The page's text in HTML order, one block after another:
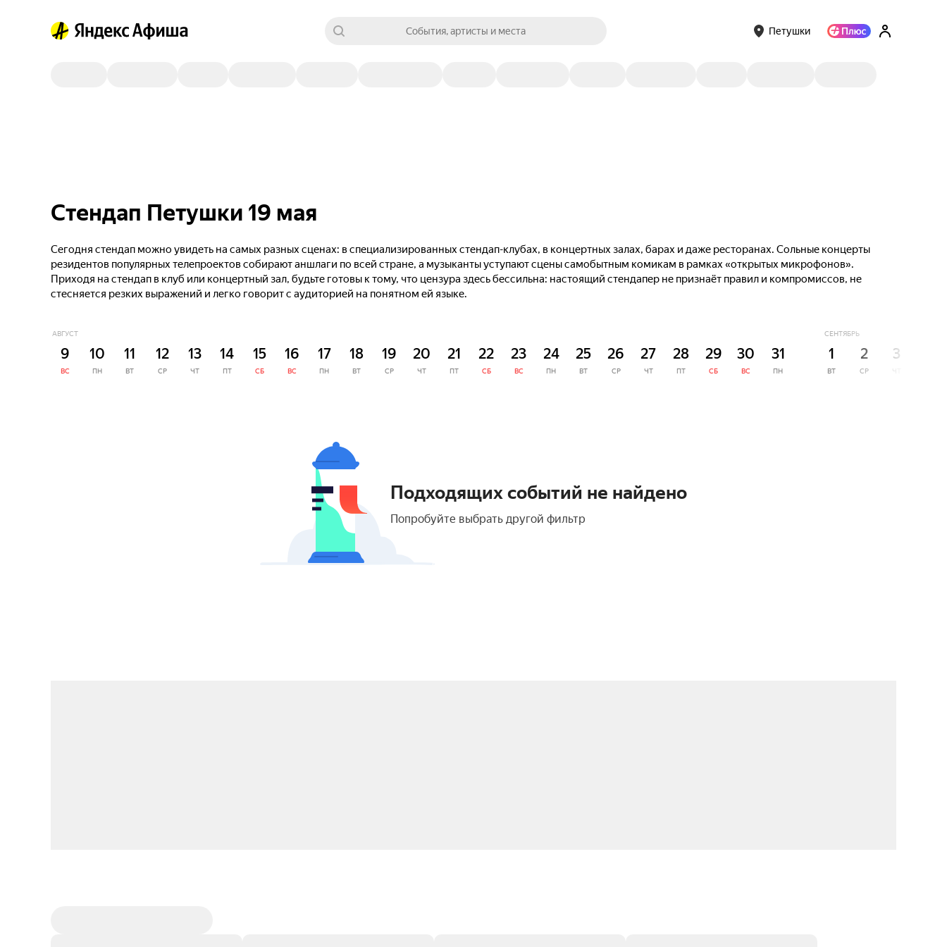
События, артисты и места Петушки
Стендап Петушки 19 мая
Сегодня стендап можно увидеть на самых разных сценах: в специализированных стендап-клубах, в концертных залах, барах и даже ресторанах. Сольные концерты
резидентов популярных телепроектов собирают аншлаги по всей стране, а музыканты уступают сцены самобытным комикам в рамках «открытых микрофонов».
Приходя на стендап в клуб или концертный зал, будьте готовы к тому, что цензура здесь бессильна: настоящий стендапер не признаёт правил и компромиссов, не
стесняется резких выражений и легко говорит с аудиторией на понятном ей языке.
АВГУСТ
9
ВС
10
ПН
11
ВТ
12
СР
13
ЧТ
14
ПТ
15
СБ
16
ВС
17
ПН
18
ВТ
19
СР
20
ЧТ
21
ПТ
22
СБ
23
ВС
24
ПН
25
ВТ
26
СР
27
ЧТ
28
ПТ
29
СБ
30
ВС
31
ПН
СЕНТЯБРЬ
1
ВТ
2
СР
3
Подходящих событий не найдено
Попробуйте выбрать другой фильтр